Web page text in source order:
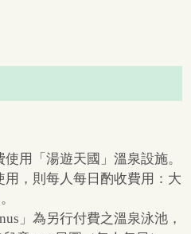
用「湯遊天國」溫泉設施。
，則每人每日酌收費用：大
」為另行付費之溫泉泳池，